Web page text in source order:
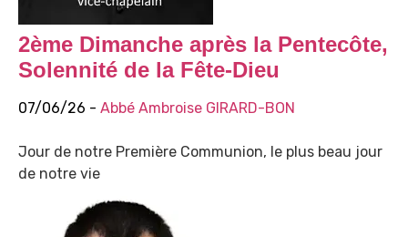
2ème Dimanche après la Pentecôte,
Solennité de la Fête-Dieu
07/06/26 - Abbé Ambroise GIRARD-BON
Jour de notre Première Communion, le plus beau jour
de notre vie